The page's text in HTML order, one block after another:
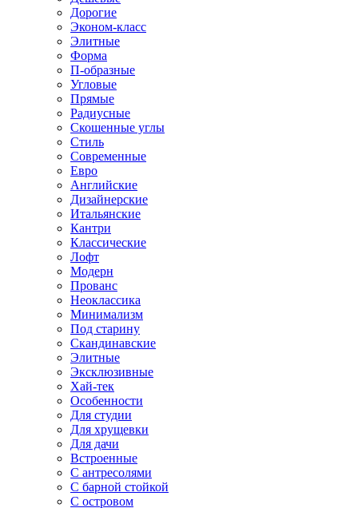
Дорогие
Эконом-класс
Элитные
Форма
П-образные
Угловые
Прямые
Радиусные
Скошенные углы
Стиль
Современные
Евро
Английские
Дизайнерские
Итальянские
Кантри
Классические
Лофт
Модерн
Прованс
Неоклассика
Минимализм
Под старину
Скандинавские
Элитные
Эксклюзивные
Хай-тек
Особенности
Для студии
Для хрущевки
Для дачи
Встроенные
С антресолями
С барной стойкой
С островом